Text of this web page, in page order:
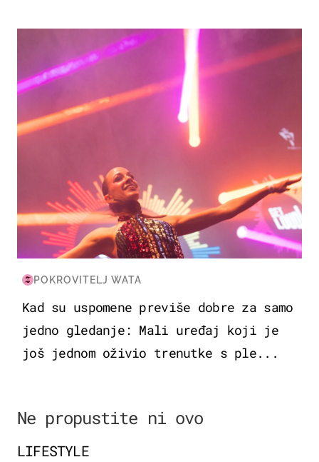
KULTURA & ZABAVA
POKROVITELJ WATA
Kad su uspomene previše dobre za samo
jedno gledanje: Mali uređaj koji je
još jednom oživio trenutke s ple...
Ne propustite ni ovo
LIFESTYLE